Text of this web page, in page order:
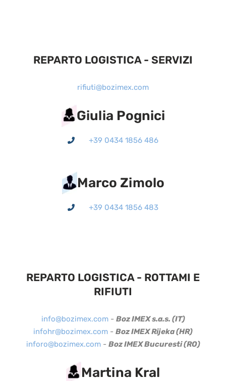
REPARTO LOGISTICA - SERVIZI
rifiuti@bozimex.com
Giulia Pognici
+39 0434 1856 486
Marco Zimolo
+39 0434 1856 483
REPARTO LOGISTICA - ROTTAMI E
RIFIUTI
info@bozimex.com- Boz IMEX s.a.s. (IT)
infohr@bozimex.com - Boz IMEX Rijeka (HR)
inforo@bozimex.com- Boz IMEX Bucuresti (RO)
Martina Kral